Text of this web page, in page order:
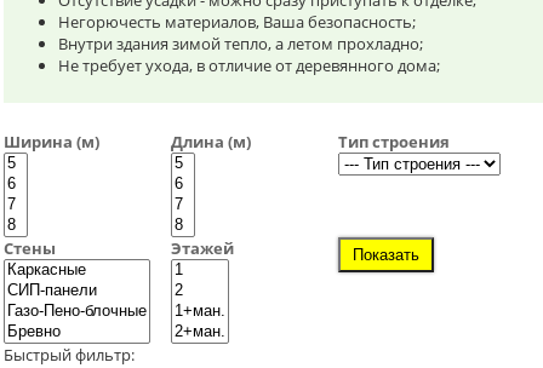
Негорючесть материалов, Ваша безопасность;
Внутри здания зимой тепло, а летом прохладно;
Не требует ухода, в отличие от деревянного дома;
Ширина (м) Длина (м) Тип строения
Стены Этажей
Быстрый фильтр: